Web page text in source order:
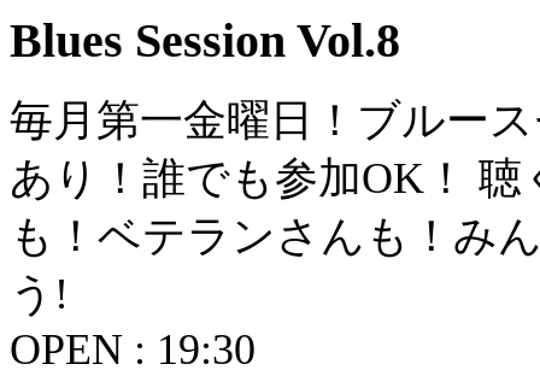
Blues Session Vol.8
毎月第一金曜日！ブルー
あり！誰でも参加OK！
も！ベテランさんも！み
う!
OPEN : 19:30